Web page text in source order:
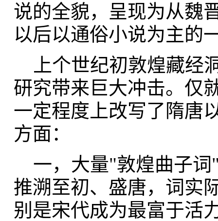
说的全貌，呈现为从魏
以后以通俗小说为主的
上个世纪初敦煌藏经
研究带来巨大冲击。仅
一定程度上改写了隋唐
方面：
一，大量"敦煌曲子词
推溯至初、盛唐，词实
别是宋代成为最富于活